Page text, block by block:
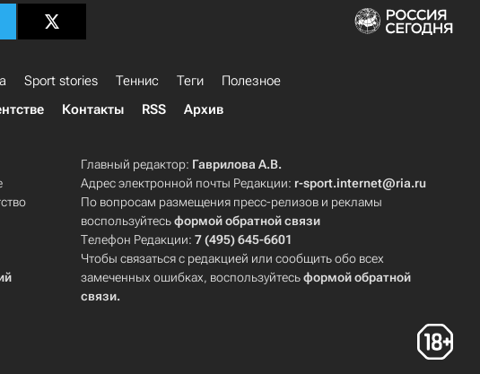
Sport stories Теннис Теги
Полезное
Контакты RSS Архив
Главный редактор: Гаврилова А.В.
Адрес электронной почты Редакции: r-sport.internet@ria.ru
По вопросам размещения пресс-релизов и рекламы
воспользуйтесьформой обратной связи
Телефон Редакции:7 (495) 645-6601
Чтобы связаться с редакцией или сообщить обо всех
замеченных ошибках, воспользуйтесьформой обратной
связи.